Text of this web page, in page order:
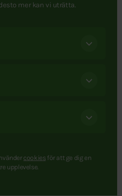
mer kan vi uträtta.
cookies för att ge dig en
upplevelse.